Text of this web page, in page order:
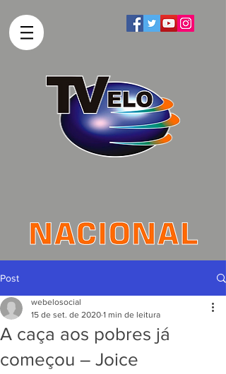
Post
A caça aos pobres já
começou – Joice
webelosocial
15 de set. de 2020 1 min de leitura